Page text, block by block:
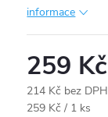
informace
259
214 Kč bez DPH
Měrná
259 Kč / 1 ks